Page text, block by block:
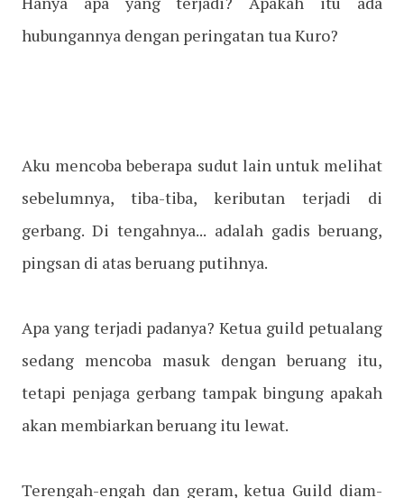
hubungannya dengan peringatan tua Kuro?
Aku mencoba beberapa sudut lain untuk melihat
sebelumnya, tiba-tiba, keributan terjadi di
gerbang. Di tengahnya... adalah gadis beruang,
pingsan di atas beruang putihnya.
Apa yang terjadi padanya? Ketua guild petualang
sedang mencoba masuk dengan beruang itu,
tetapi penjaga gerbang tampak bingung apakah
akan membiarkan beruang itu lewat.
Terengah-engah dan geram, ketua Guild diam-